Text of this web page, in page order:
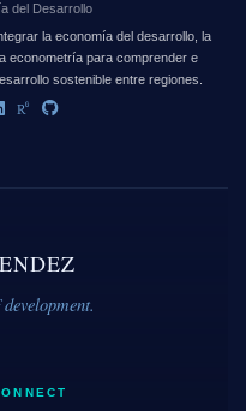
del Desarrollo
la economía del desarrollo, la
econometría para comprender e
sostenible entre regiones.